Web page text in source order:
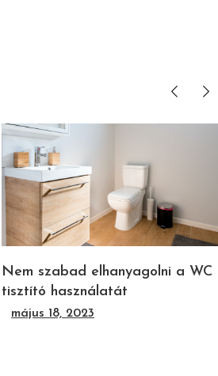
Nem szabad elhanyagolni a WC
tisztító használatát
május 18, 2023